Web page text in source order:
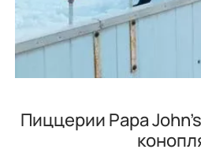
Пиццерии Papa